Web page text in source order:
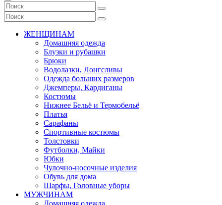
ЖЕНЩИНАМ
Домашняя одежда
Блузки и рубашки
Брюки
Водолазки, Лонгсливы
Одежда больших размеров
Джемперы, Кардиганы
Костюмы
Нижнее Бельё и Термобельё
Платья
Сарафаны
Спортивные костюмы
Толстовки
Футболки, Майки
Юбки
Чулочно-носочные изделия
Обувь для дома
Шарфы, Головные уборы
МУЖЧИНАМ
Домашняя одежда